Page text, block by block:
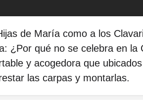
de María como a los
¿Por qué no se celebra en
y acogedora que
las carpas y montarlas.